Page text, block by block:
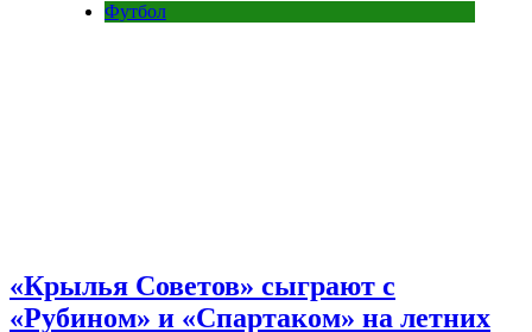
Футбол
«Крылья Советов» сыграют с
«Рубином» и «Спартаком» на летних